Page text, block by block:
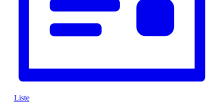
Liste